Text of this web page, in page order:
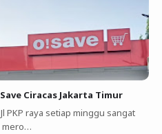
Ciracas Jakarta Timur
PKP raya setiap minggu sangat
mero…